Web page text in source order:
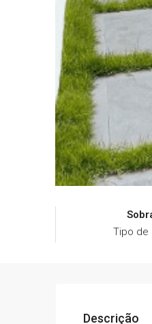
Tipo de
Descrição